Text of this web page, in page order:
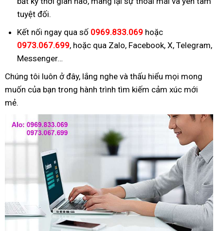
tuyệt đối.
Kết nối ngay qua số 0969.833.069 hoặc
0973.067.699, hoặc qua Zalo, Facebook, X, Telegram,
Messenger…
Chúng tôi luôn ở đây, lắng nghe và thấu hiểu mọi mong
muốn của bạn trong hành trình tìm kiếm cảm xúc mới
mẻ.